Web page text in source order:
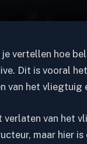
vertellen hoe
Dit is vooral
van het vliegtuig
van het
maar hier